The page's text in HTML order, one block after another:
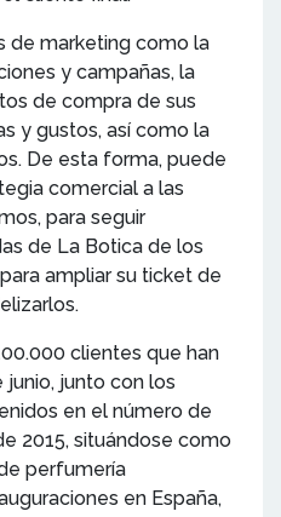
de marketing como la
y campañas, la
de compra de sus
y gustos, así como la
De esta forma, puede
comercial a las
para seguir
de La Botica de los
ampliar su ticket de
clientes que han
junto con los
en el número de
2015, situándose como
perfumería
en España,